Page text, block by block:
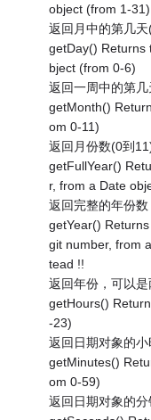
object (from 1-31)
返回月中的第几
getDay() Returns
bject (from 0-6)
返回一周中的第
getMonth()
om 0-11)
返回月份数(0到
getFullYear()
r, from a Date
返回完整的年份
getYear()
git number, from
tead !!
返回年份，可以
getHours()
-23)
返回日期对象的
getMinutes()
om 0-59)
返回日期对象的